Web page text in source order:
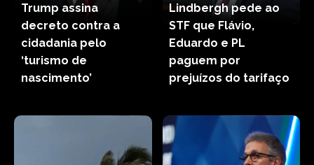
Trump assina
decreto contra a
cidadania pelo
‘turismo de
nascimento’
Lindbergh pede ao
STF que Flávio,
Eduardo e PL
paguem por
prejuízos do tarifaço